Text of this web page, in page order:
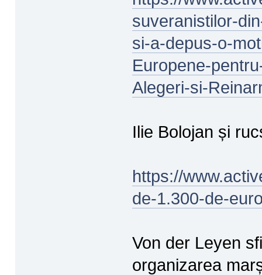
suveranistilor-
si-a-depus-o-
Europene-
Alegeri-si-
Ilie Bolojan și
https://
de-1.300-de-
Von der Leyen
organizarea